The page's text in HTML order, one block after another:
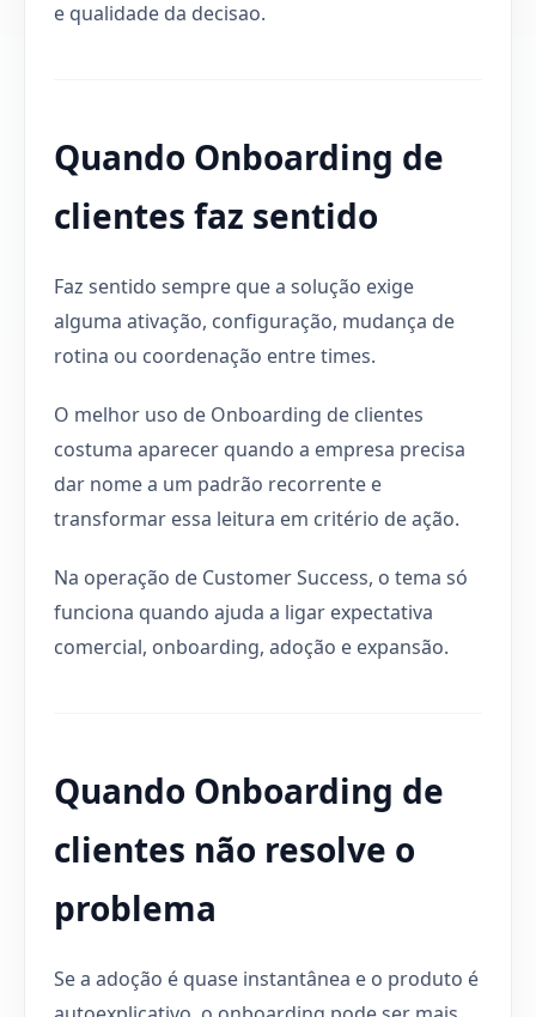
e qualidade da decisao.
Quando Onboarding de
clientes faz sentido
Faz sentido sempre que a solução exige
alguma ativação, configuração, mudança de
rotina ou coordenação entre times.
O melhor uso de Onboarding de clientes
costuma aparecer quando a empresa precisa
dar nome a um padrão recorrente e
transformar essa leitura em critério de ação.
Na operação de Customer Success, o tema só
funciona quando ajuda a ligar expectativa
comercial, onboarding, adoção e expansão.
Quando Onboarding de
clientes não resolve o
problema
Se a adoção é quase instantânea e o produto é